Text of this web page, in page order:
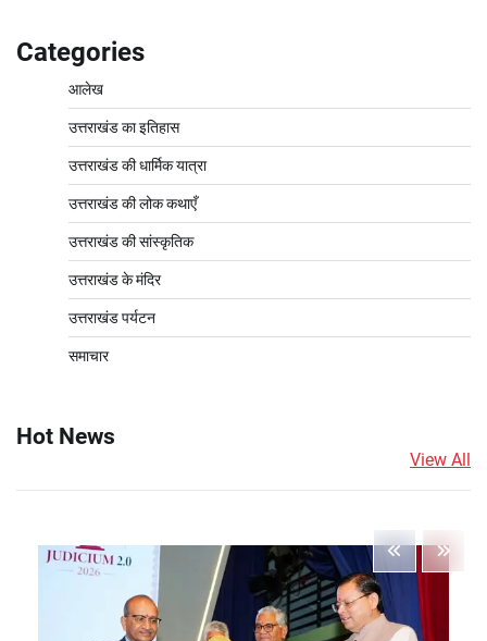
Categories
आलेख
उत्तराखंड का इतिहास
उत्तराखंड की धार्मिक यात्रा
उत्तराखंड की लोक कथाएँ
उत्तराखंड की सांस्कृतिक
उत्तराखंड के मंदिर
उत्तराखंड पर्यटन
समाचार
Hot News
View All